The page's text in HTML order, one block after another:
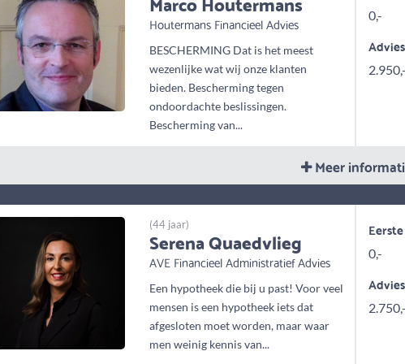
Houtermans Financieel Advies
BESCHERMING Dat is het meest
wezenlijke wat wij onze klanten
bieden. Bescherming tegen
ondoordachte beslissingen.
Bescherming van...
0,-
Meer
(44 jaar)
Serena Quaedvlieg
AVE Financieel Administratief Advies
Een hypotheek die bij u past! Voor veel
mensen is een hypotheek iets dat
afgesloten moet worden, maar waar
men weinig kennis van...
0,-